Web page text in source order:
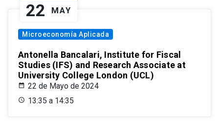
22 MAY
Microeconomía Aplicada
Antonella Bancalari, Institute for Fiscal
Studies (IFS) and Research Associate at
University College London (UCL)
22 de Mayo de 2024
13:35 a 14:35